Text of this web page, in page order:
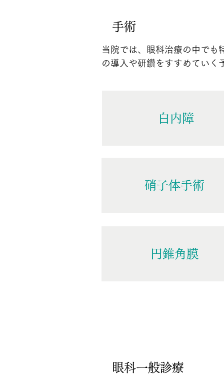
手術
当院では、眼科治療の中でも
の導入や研鑽をすすめていく
白内障
硝子体手術
円錐角膜
眼科一般診療